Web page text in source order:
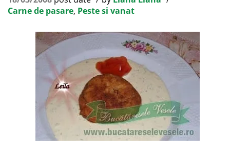
Carne de pasare, Peste si vanat